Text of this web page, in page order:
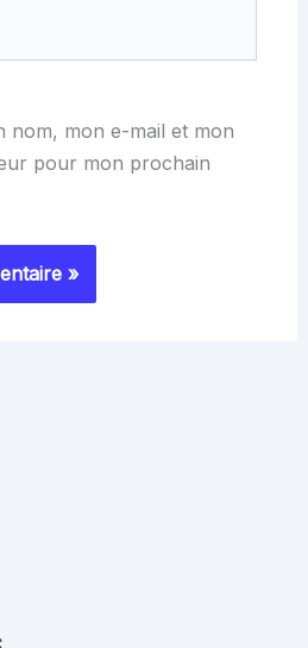
nom, mon e-mail et mon
pour mon prochain